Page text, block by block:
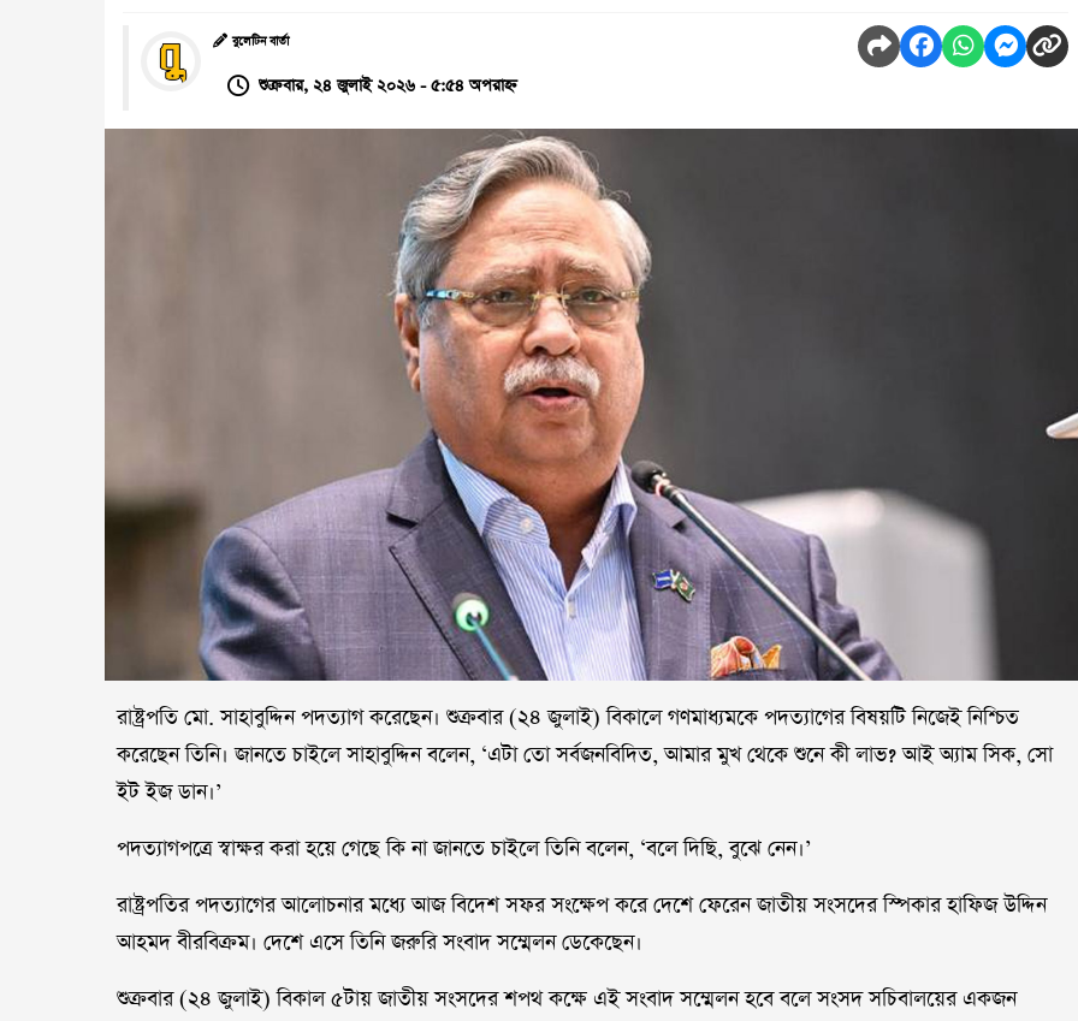
বুলেটিন বার্তা
শুক্রবার, ২৪ জুলাই ২০২৬ - ৫:৫৪ অপরাহ্ন
রাষ্ট্রপতি মো. সাহাবুদ্দিন পদত্যাগ করেছেন। শুক্রবার (২৪ জুলাই) বিকালে গণমাধ্যমকে পদত্যাগের বিষয়টি নিজেই নিশ্চিত
করেছেন তিনি। জানতে চাইলে সাহাবুদ্দিন বলেন, ‘এটা তো সর্বজনবিদিত, আমার মুখ থেকে শুনে কী লাভ? আই অ্যাম সিক, সো
ইট ইজ ডান।’
পদত্যাগপত্রে স্বাক্ষর করা হয়ে গেছে কি না জানতে চাইলে তিনি বলেন, ‘বলে দিছি, বুঝে নেন।’
রাষ্ট্রপতির পদত্যাগের আলোচনার মধ্যে আজ বিদেশ সফর সংক্ষেপ করে দেশে ফেরেন জাতীয় সংসদের স্পিকার হাফিজ উদ্দিন
আহমদ বীরবিক্রম। দেশে এসে তিনি জরুরি সংবাদ সম্মেলন ডেকেছেন।
শুক্রবার (২৪ জুলাই) বিকাল ৫টায় জাতীয় সংসদের শপথ কক্ষে এই সংবাদ সম্মেলন হবে বলে সংসদ সচিবালয়ের একজন